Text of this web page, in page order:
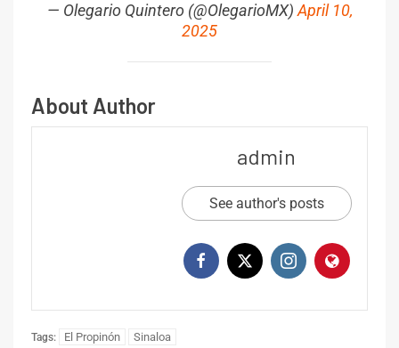
— Olegario Quintero (@OlegarioMX)April 10,
2025
About Author
admin
See author's posts
Tags: El Propinón Sinaloa